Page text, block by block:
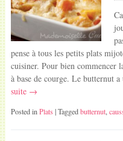
pense à tous les petits plats
cuisiner. Pour bien commencer
à base de courge. Le butternut
suite →
Posted inPlats | Taggedbutternut,